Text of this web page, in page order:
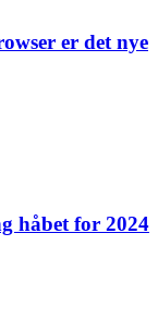
er det nye
håbet for 2024